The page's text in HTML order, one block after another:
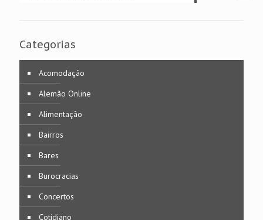
Categorias
Acomodação
Alemão Online
Alimentação
Bairros
Bares
Burocracias
Concertos
Cotidiano